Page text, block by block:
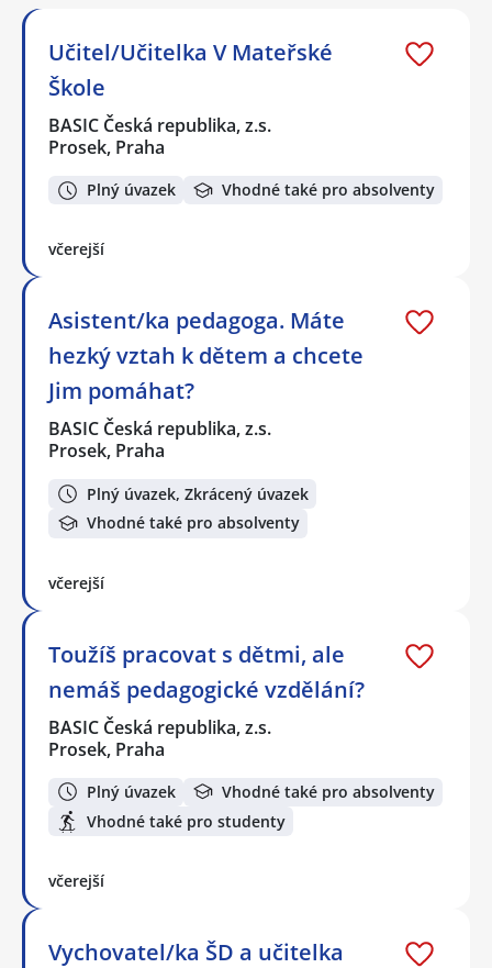
Učitel/Učitelka V Mateřské
Škole
BASIC Česká republika, z.s.
Prosek, Praha
Plný úvazek Vhodné také pro absolventy
včerejší
Asistent/ka pedagoga. Máte
hezký vztah k dětem a chcete
Jim pomáhat?
BASIC Česká republika, z.s.
Prosek, Praha
Plný úvazek, Zkrácený úvazek
Vhodné také pro absolventy
včerejší
Toužíš pracovat s dětmi, ale
nemáš pedagogické vzdělání?
BASIC Česká republika, z.s.
Prosek, Praha
Plný úvazek
Vhodné také pro absolventy
Vhodné také pro studenty
včerejší
Vychovatel/ka ŠD a učitelka